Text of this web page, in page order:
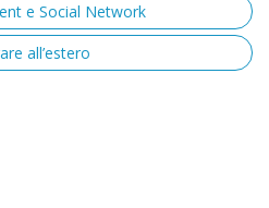
e Social Network
all’estero